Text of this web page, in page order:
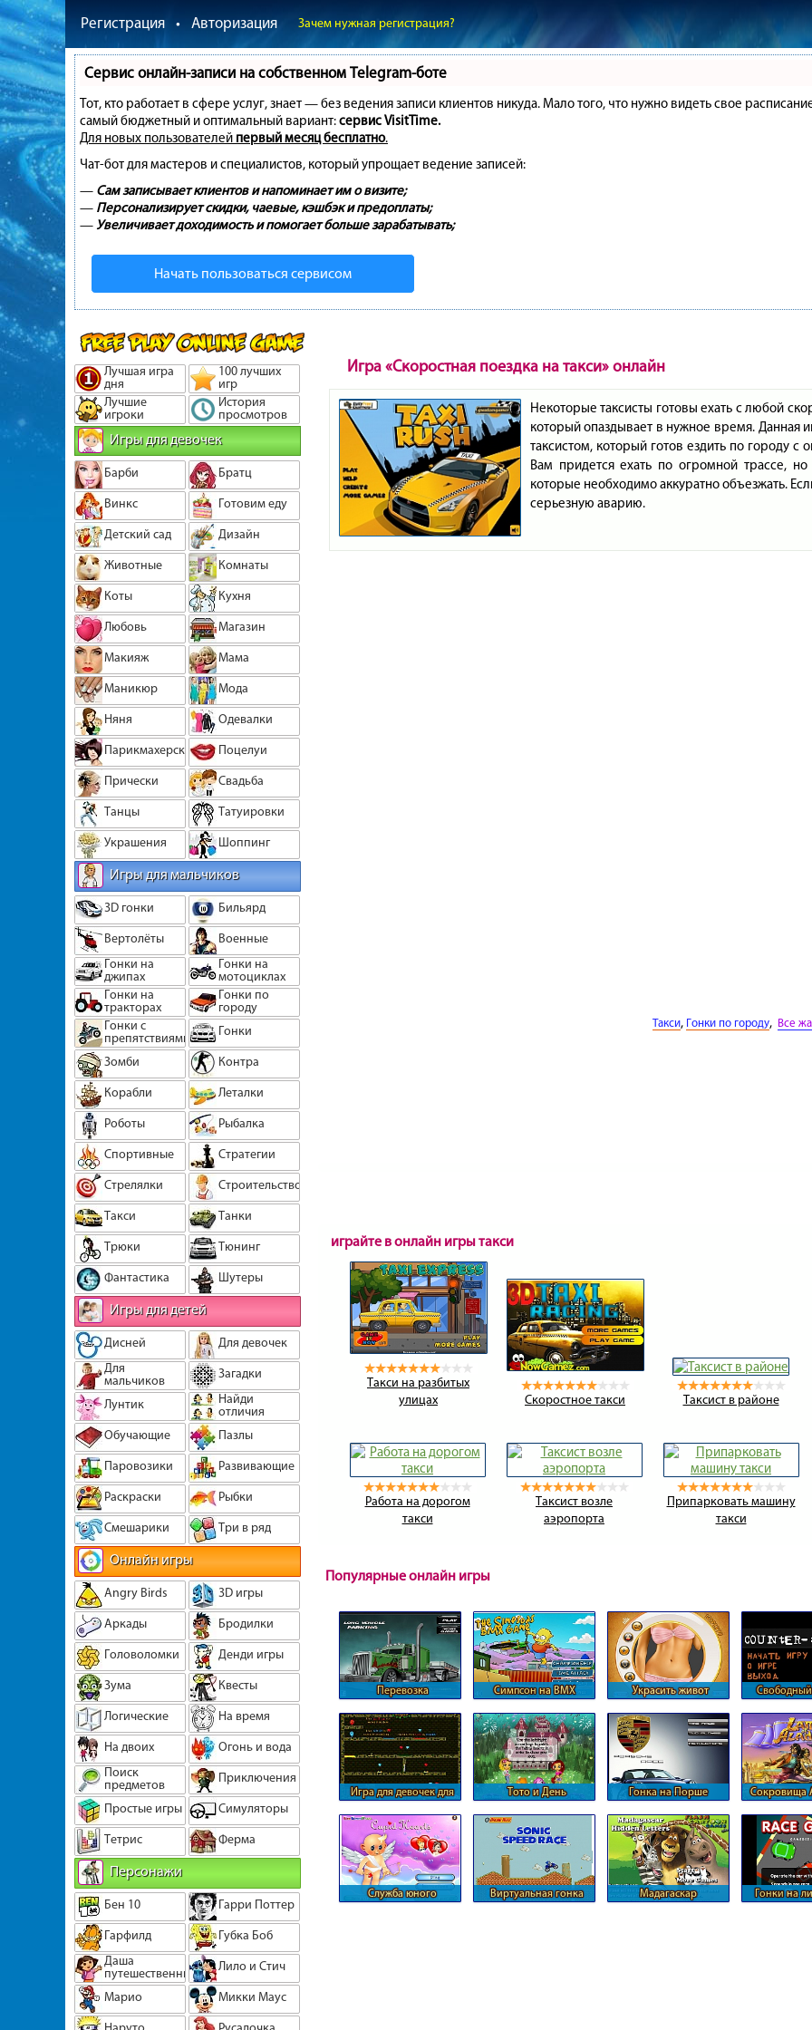
Регистрация • Авторизация Зачем нужная регистрация?
Сервис онлайн-записи на собственном Telegram-боте
Тот, кто работает в сфере услуг, знает — без ведения записи клиентов никуда. Мало того, что нужно видеть свое
самый бюджетный и оптимальный вариант:сервис VisitTime.
Для новых пользователей первый месяц бесплатно.
Чат-бот для мастеров и специалистов, который упрощает ведение записей:
— Сам записывает клиентов и напоминает им о визите;
— Персонализирует скидки, чаевые, кэшбэк и предоплаты;
—Увеличивает доходимость и помогает больше зарабатывать;
Начать пользоваться сервисом
Лучшая игра
дня
100 лучших
игр
Лучшие
игроки
История
просмотров
Игры для девочек
Барби
Братц
Винкс
Готовим еду
Детский сад
Дизайн
Животные
Комнаты
Коты
Кухня
Любовь
Магазин
Макияж
Мама
Маникюр
Мода
Няня
Одевалки
Парикмахерская
Поцелуи
Прически
Свадьба
Танцы
Татуировки
Украшения
Шоппинг
Игры для мальчиков
3D гонки
Бильярд
Вертолёты
Военные
Гонки на
джипах
Гонки на
мотоциклах
Гонки на
тракторах
Гонки по
городу
Гонки с
препятствиями
Гонки
Зомби
Контра
Корабли
Леталки
Роботы
Рыбалка
Спортивные
Стратегии
Стрелялки
Строительство
Такси
Танки
Трюки
Тюнинг
Фантастика
Шутеры
Игры для детей
Дисней
Для девочек
Для
мальчиков
Загадки
Лунтик
Найди
отличия
Обучающие
Пазлы
Паровозики
Развивающие
Раскраски
Рыбки
Смешарики
Три в ряд
Онлайн игры
Angry Birds
3D игры
Аркады
Бродилки
Головоломки
Денди игры
Зума
Квесты
Логические
На время
На двоих
Огонь и вода
Поиск
предметов
Приключения
Простые игры
Симуляторы
Тетрис
Ферма
Персонажи
Бен 10
Гарри Поттер
Гарфилд
Губка Боб
Даша
путешественница
Лило и Стич
Марио
Микки Маус
Игра «Скоростная поездка на такси» онлайн
Некоторые таксисты готовы ехать с любой
который опаздывает в нужное время. Данная
таксистом, который готов ездить по городу с
Вам придется ехать по огромной трассе,
которые необходимо аккуратно объезжать.
серьезную аварию.
Такси, Гонки по городу, Все
играйте в онлайн игры такси
Такси на разбитых
улицах
Скоростное такси Таксист в районе
Работа на дорогом
такси
Таксист возле
аэропорта
Припарковать машину
такси
Популярные онлайн игры
Перевозка
Симпсон на ВМХ
Украсить живот
Игра для девочек для
Тото и День
Гонка на Порше Сокровища
Служба юного
Виртуальная гонка
Мадагаскар Гонки на